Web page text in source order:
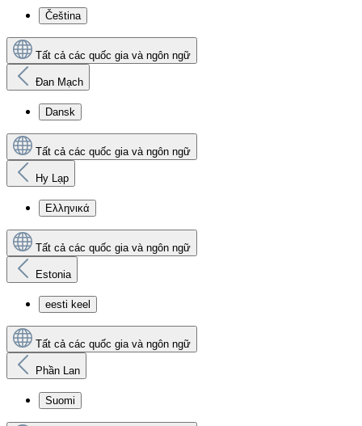
Čeština
Tất cả các quốc gia và ngôn ngữ
Đan Mạch
Dansk
Tất cả các quốc gia và ngôn ngữ
Hy Lạp
Ελληνικά
Tất cả các quốc gia và ngôn ngữ
Estonia
eesti keel
Tất cả các quốc gia và ngôn ngữ
Phần Lan
Suomi